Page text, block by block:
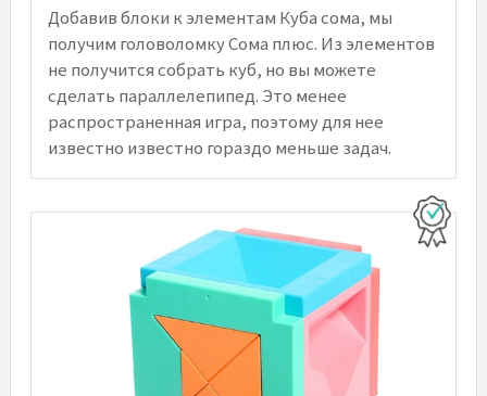
Добавив блоки к элементам Куба сома, мы
получим головоломку Сома плюс. Из элементов
не получится собрать куб, но вы можете
сделать параллелепипед. Это менее
распространенная игра, поэтому для нее
известно известно гораздо меньше задач.